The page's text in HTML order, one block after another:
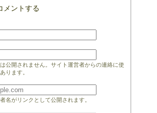
メントする
公開されません。サイト運営者からの連絡に使
ります。
名がリンクとして公開されます。